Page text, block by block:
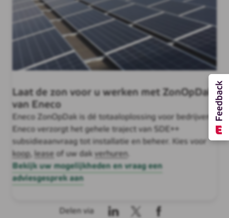
Laat de zon voor u werken met ZonOpDak
van Eneco
Eneco ZonOpDak is dé totaaloplossing voor bedrijven.
Eneco verzorgt het gehele traject van SDE++
subsidieaanvraag tot installatie en beheer. Kies voor
koop
lease of uw dak verhuren
Bekijk uw mogelijkheden en vraag een
adviesgesprek aan
Delen via